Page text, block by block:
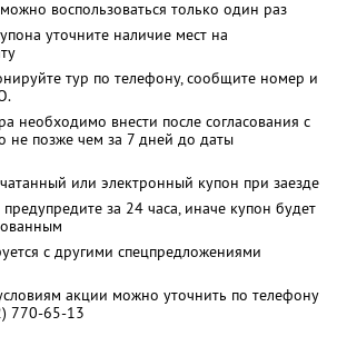
воспользоваться только один раз
уточните наличие мест на
тур по телефону, сообщите номер и
необходимо внести после согласования с
не позже чем за 7 дней до даты
или электронный купон при заезде
за 24 часа, иначе купон будет
с другими спецпредложениями
акции можно уточнить по телефону
770-65-13